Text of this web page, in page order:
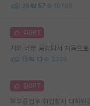
39 57 10790
김GPT
저와 너무 공감되서 처음으로
15 13 3309
김GPT
학부졸업후 취업할지 대학원